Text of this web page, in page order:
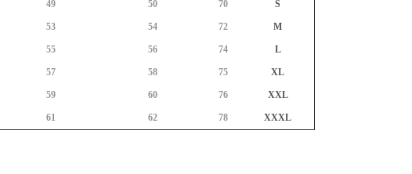
S
70
50
49
M
72
54
53
L
74
56
55
XL
75
58
57
XXL
76
60
59
XXXL
78
62
61